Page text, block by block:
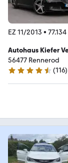
EZ 11/2013 •
Autohaus Kiefer
56477 Rennerod
4.6 Sterne
(116)